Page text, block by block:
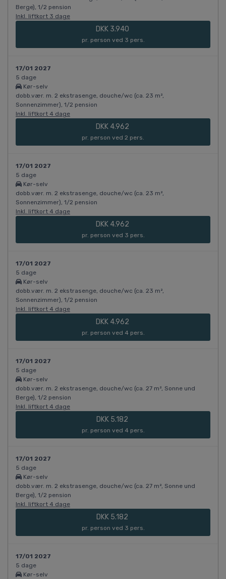
Berge), 1/2 pension
Inkl. liftkort 3 dage
DKK 3.940
pr. person ved 3 pers.
17/01 2027
5 dage
Kør-selv
dobb.vær. m. 2 ekstrasenge, douche/wc (ca. 23 m²,
Sonnenzimmer), 1/2 pension
Inkl. liftkort 4 dage
DKK 4.962
pr. person ved 2 pers.
17/01 2027
5 dage
Kør-selv
dobb.vær. m. 2 ekstrasenge, douche/wc (ca. 23 m²,
Sonnenzimmer), 1/2 pension
Inkl. liftkort 4 dage
DKK 4.962
pr. person ved 3 pers.
17/01 2027
5 dage
Kør-selv
dobb.vær. m. 2 ekstrasenge, douche/wc (ca. 23 m²,
Sonnenzimmer), 1/2 pension
Inkl. liftkort 4 dage
DKK 4.962
pr. person ved 4 pers.
17/01 2027
5 dage
Kør-selv
dobb.vær. m. 2 ekstrasenge, douche/wc (ca. 27 m², Sonne und
Berge), 1/2 pension
Inkl. liftkort 4 dage
DKK 5.182
pr. person ved 4 pers.
17/01 2027
5 dage
Kør-selv
dobb.vær. m. 2 ekstrasenge, douche/wc (ca. 27 m², Sonne und
Berge), 1/2 pension
Inkl. liftkort 4 dage
DKK 5.182
pr. person ved 3 pers.
17/01 2027
5 dage
Kør-selv